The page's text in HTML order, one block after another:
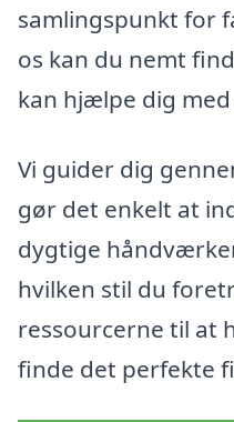
samlingspunkt for
os kan du nemt
kan hjælpe dig
Vi guider dig
gør det enkelt at
dygtige
hvilken stil du
ressourcerne til at
finde det perfekte